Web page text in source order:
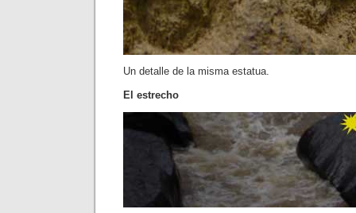
Un detalle de la misma estatua.
El estrecho